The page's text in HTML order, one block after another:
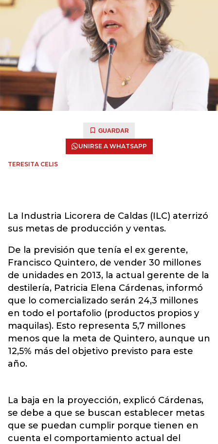
GUARDAR
UNIRSE A WHATSAPP
TERESITA CELIS
La Industria Licorera de Caldas (ILC) aterrizó
sus metas de producción y ventas.
De la previsión que tenía el ex gerente,
Francisco Quintero, de vender 30 millones
de unidades en 2013, la actual gerente de la
destilería, Patricia Elena Cárdenas, informó
que lo comercializado serán 24,3 millones
en todo el portafolio (productos propios y
maquilas). Esto representa 5,7 millones
menos que la meta de Quintero, aunque un
12,5% más del objetivo previsto para este
año.
La baja en la proyección, explicó Cárdenas,
se debe a que se buscan establecer metas
que se puedan cumplir porque tienen en
cuenta el comportamiento actual del